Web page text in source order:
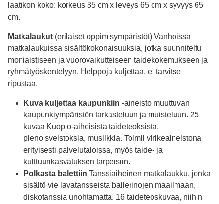
laatikon koko: korkeus 35 cm x leveys 65 cm x syvyys 65
cm.
Matkalaukut (erilaiset oppimisympäristöt) Vanhoissa
matkalaukuissa sisältökokonaisuuksia, jotka suunniteltu
moniaistiseen ja vuorovaikutteiseen taidekokemukseen ja
ryhmätyöskentelyyn. Helppoja kuljettaa, ei tarvitse
ripustaa.
Kuva kuljettaa kaupunkiin -aineisto muuttuvan
kaupunkiympäristön tarkasteluun ja muisteluun. 25
kuvaa Kuopio-aiheisista taideteoksista,
pienoisveistoksia, musiikkia. Toimii virikeaineistona
erityisesti palvelutaloissa, myös taide- ja
kulttuurikasvatuksen tarpeisiin.
Polkasta balettiin Tanssiaiheinen matkalaukku, jonka
sisältö vie lavatansseista ballerinojen maailmaan,
diskotanssia unohtamatta. 16 taideteoskuvaa, niihin